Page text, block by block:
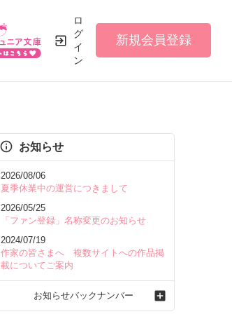
ロ
グ
イ
ン
新規会員登録
お知らせ
2026/08/06
夏季休業中の運営につきまして
2026/05/25
「ファン登録」名称変更のお知らせ
2024/07/19
作家の皆さまへ 複数サイトへの作品掲
載についてご案内
お知らせバックナンバー